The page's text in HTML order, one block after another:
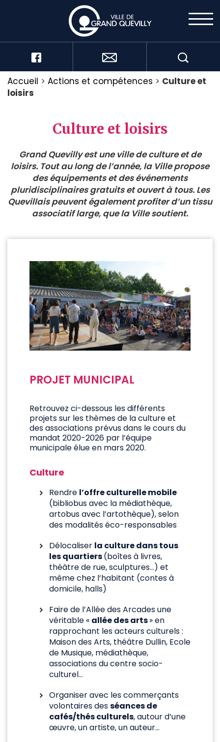
Accueil > Actions et compétences > Culture et
loisirs
Culture et loisirs
Grand Quevilly est une ville de culture et de
loisirs. Tout au long de l’année, la Ville propose
des équipements et des événements
pluridisciplinaires gratuits et ouvert à tous. Les
Quevillais peuvent également profiter d’un tissu
associatif large, que la Ville soutient.
PROJET MUNICIPAL
Retrouvez ci-dessous les différents
projets sur les thèmes de la culture et
des associations prévus dans le cours du
mandat 2020-2026 par l’équipe
municipale élue en mars 2020.
Culture
Rendre l’offre culturelle mobile
(bibliobus avec la médiathèque,
artobus avec l’artothèque), selon
des modalités éco-responsables
Délocaliser la culture dans tous
les quartiers(boîtes à livres,
théâtre de rue, sculptures…) et
même chez l’habitant (contes à
domicile, halls)
Faire de l’Allée des Arcades une
véritable « allée des arts» en
rapprochant les acteurs culturels :
Maison des Arts, théâtre Dullin, Ecole
de Musique, médiathèque,
associations du centre socio-
culturel…
Organiser avec les commerçants
volontaires desséances de
cafés/thés culturels, autour d’une
œuvre, un artiste, un auteur…